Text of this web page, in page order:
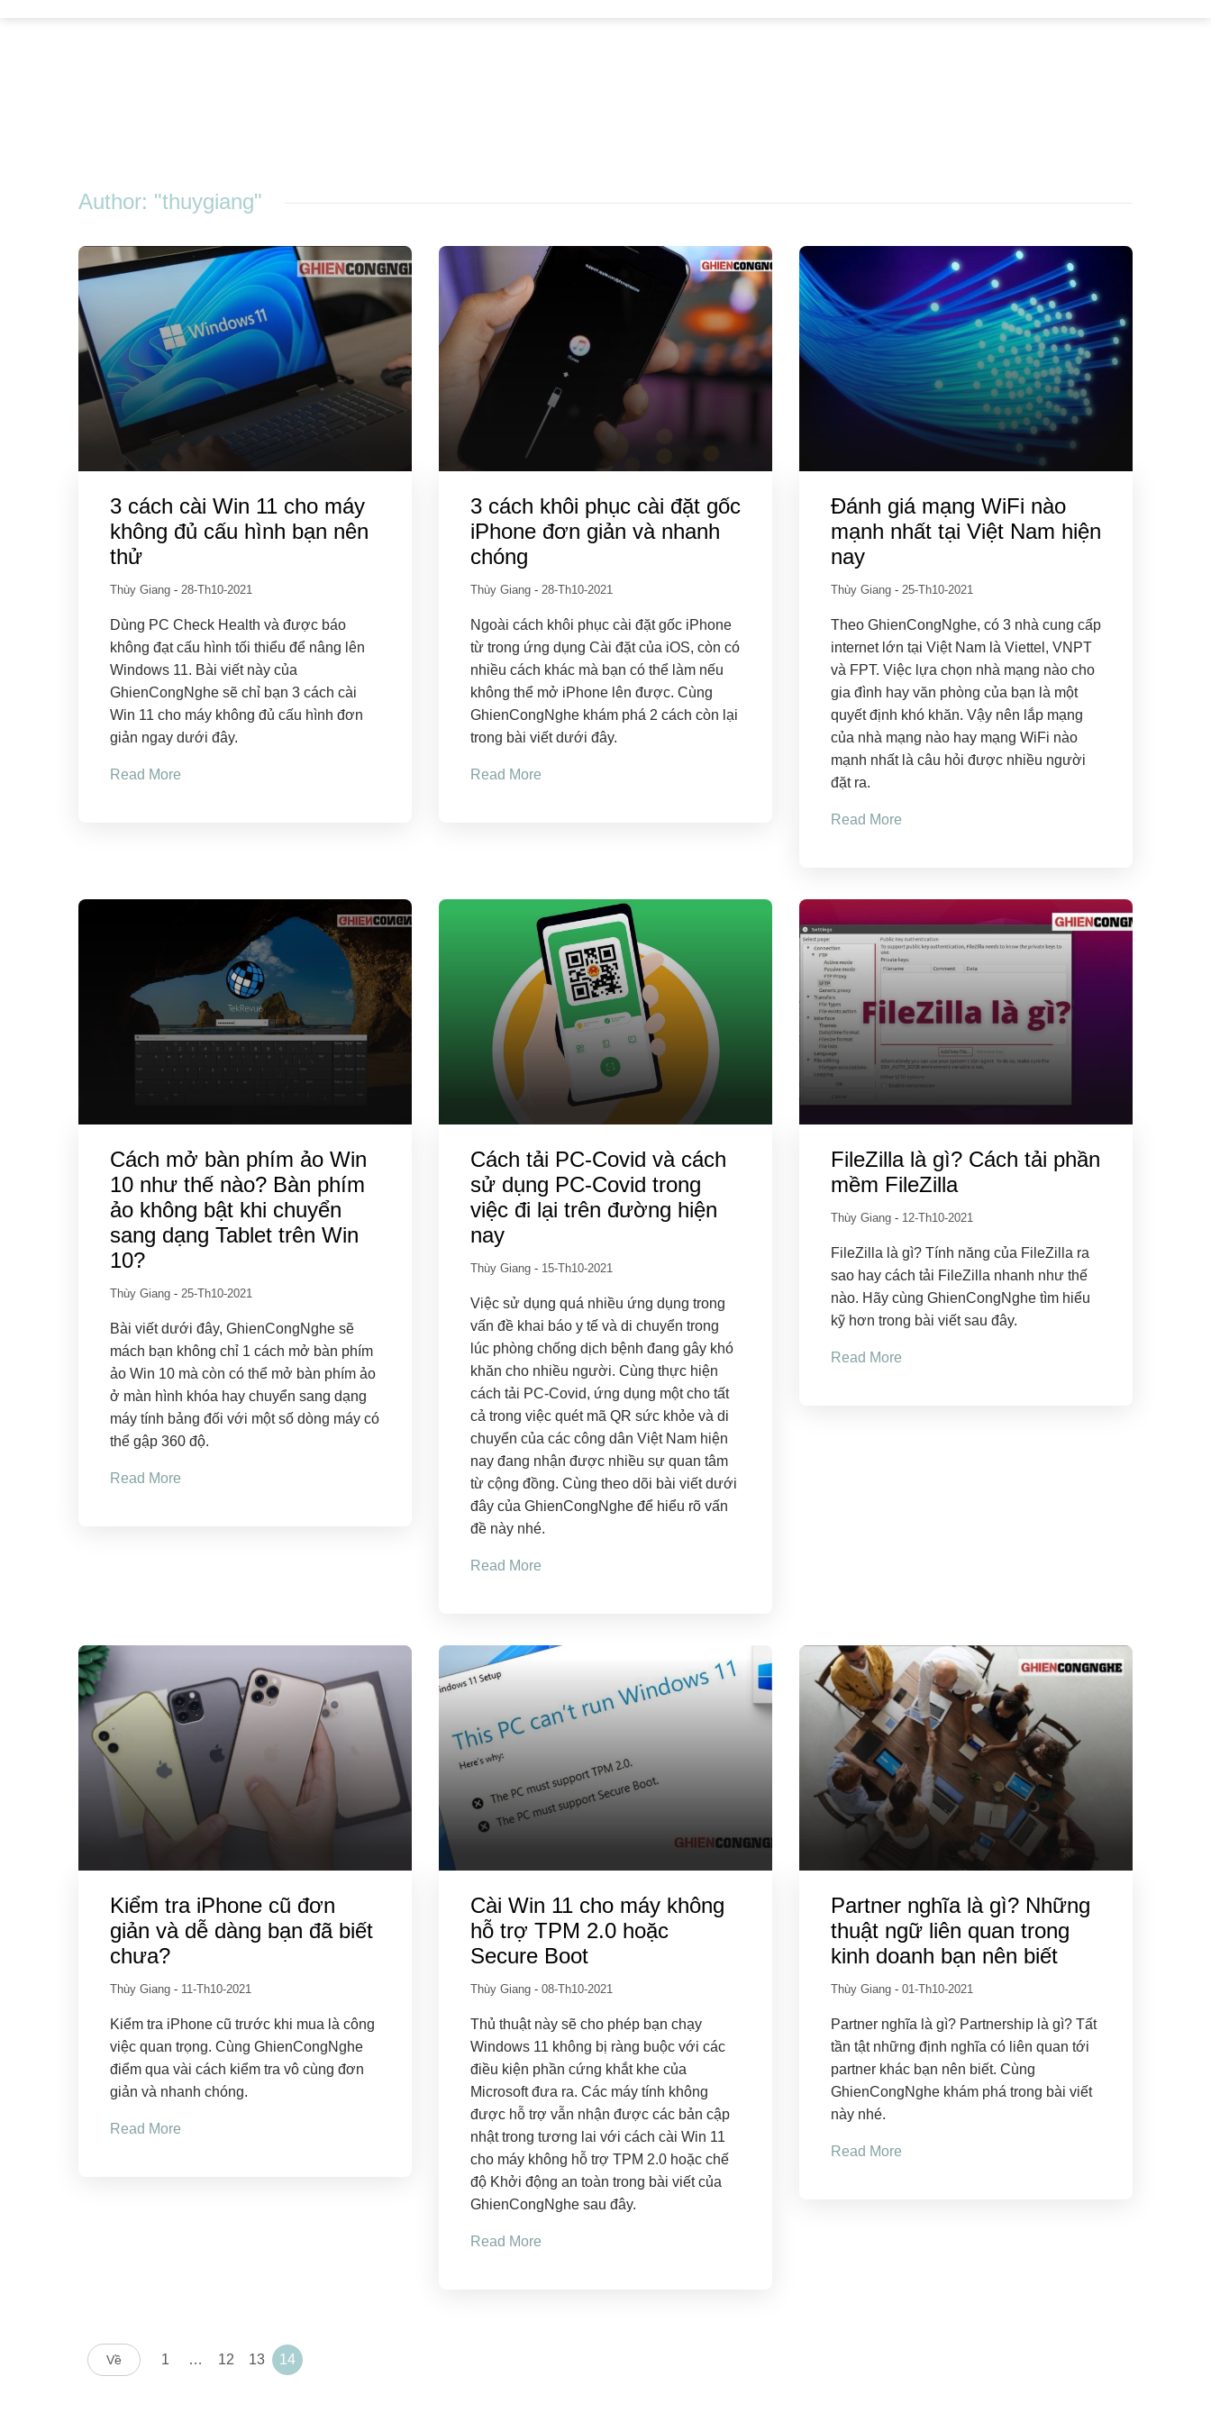
Author: "thuygiang"
3 cách cài Win 11 cho máy
không đủ cấu hình bạn nên
thử
Thùy Giang - 28-Th10-2021
Dùng PC Check Health và được báo
không đạt cấu hình tối thiểu để nâng lên
Windows 11. Bài viết này của
GhienCongNghe sẽ chỉ bạn 3 cách cài
Win 11 cho máy không đủ cấu hình đơn
giản ngay dưới đây.
Read More
3 cách khôi phục cài đặt gốc
iPhone đơn giản và nhanh
chóng
Thùy Giang - 28-Th10-2021
Ngoài cách khôi phục cài đặt gốc iPhone
từ trong ứng dụng Cài đặt của iOS, còn có
nhiều cách khác mà bạn có thể làm nếu
không thể mở iPhone lên được. Cùng
GhienCongNghe khám phá 2 cách còn lại
trong bài viết dưới đây.
Read More
Đánh giá mạng WiFi nào
mạnh nhất tại Việt Nam hiện
nay
Thùy Giang - 25-Th10-2021
Theo GhienCongNghe, có 3 nhà cung cấp
internet lớn tại Việt Nam là Viettel, VNPT
và FPT. Việc lựa chọn nhà mạng nào cho
gia đình hay văn phòng của bạn là một
quyết định khó khăn. Vậy nên lắp mạng
của nhà mạng nào hay mạng WiFi nào
mạnh nhất là câu hỏi được nhiều người
đặt ra.
Read More
Cách mở bàn phím ảo Win
10 như thế nào? Bàn phím
ảo không bật khi chuyển
sang dạng Tablet trên Win
10?
Thùy Giang - 25-Th10-2021
Bài viết dưới đây, GhienCongNghe sẽ
mách bạn không chỉ 1 cách mở bàn phím
ảo Win 10 mà còn có thể mở bàn phím ảo
ở màn hình khóa hay chuyển sang dạng
máy tính bảng đối với một số dòng máy có
thể gập 360 độ.
Read More
Cách tải PC-Covid và cách
sử dụng PC-Covid trong
việc đi lại trên đường hiện
nay
Thùy Giang - 15-Th10-2021
Việc sử dụng quá nhiều ứng dụng trong
vấn đề khai báo y tế và di chuyển trong
lúc phòng chống dịch bệnh đang gây khó
khăn cho nhiều người. Cùng thực hiện
cách tải PC-Covid, ứng dụng một cho tất
cả trong việc quét mã QR sức khỏe và di
chuyển của các công dân Việt Nam hiện
nay đang nhận được nhiều sự quan tâm
từ cộng đồng. Cùng theo dõi bài viết dưới
đây của GhienCongNghe để hiểu rõ vấn
đề này nhé.
Read More
FileZilla là gì? Cách tải phần
mềm FileZilla
Thùy Giang - 12-Th10-2021
FileZilla là gì? Tính năng của FileZilla ra
sao hay cách tải FileZilla nhanh như thế
nào. Hãy cùng GhienCongNghe tìm hiểu
kỹ hơn trong bài viết sau đây.
Read More
Kiểm tra iPhone cũ đơn
giản và dễ dàng bạn đã biết
chưa?
Thùy Giang - 11-Th10-2021
Kiểm tra iPhone cũ trước khi mua là công
việc quan trọng. Cùng GhienCongNghe
điểm qua vài cách kiểm tra vô cùng đơn
giản và nhanh chóng.
Read More
Cài Win 11 cho máy không
hỗ trợ TPM 2.0 hoặc
Secure Boot
Thùy Giang - 08-Th10-2021
Thủ thuật này sẽ cho phép bạn chạy
Windows 11 không bị ràng buộc với các
điều kiện phần cứng khắt khe của
Microsoft đưa ra. Các máy tính không
được hỗ trợ vẫn nhận được các bản cập
nhật trong tương lai với cách cài Win 11
cho máy không hỗ trợ TPM 2.0 hoặc chế
độ Khởi động an toàn trong bài viết của
GhienCongNghe sau đây.
Read More
Partner nghĩa là gì? Những
thuật ngữ liên quan trong
kinh doanh bạn nên biết
Thùy Giang - 01-Th10-2021
Partner nghĩa là gì? Partnership là gì? Tất
tần tật những định nghĩa có liên quan tới
partner khác bạn nên biết. Cùng
GhienCongNghe khám phá trong bài viết
này nhé.
Read More
Về 1 … 12 13 14